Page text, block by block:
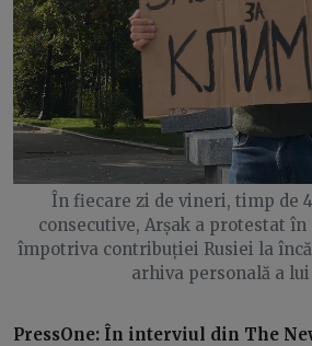
În fiecare zi de vineri, timp de
consecutive, Arșak a protestat
împotriva contribuției Rusiei la
arhiva personală a lui
PressOne: În interviul din The